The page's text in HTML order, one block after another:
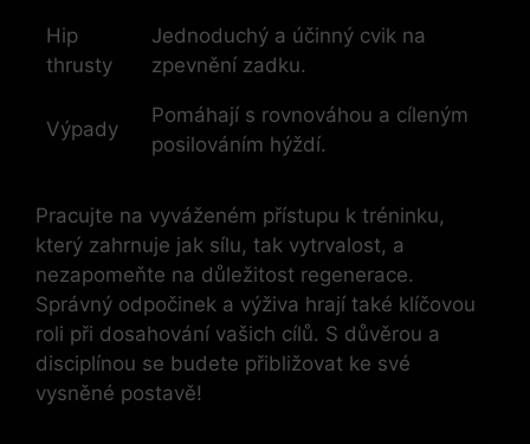
Hip
thrusty
Jednoduchý a účinný cvik na
zpevnění zadku.
Výpady
Pomáhají s​ rovnováhou a cíleným
posilováním ⁢hýždí.
Pracujte na‌ vyváženém přístupu k tréninku,
který⁣ zahrnuje jak⁤ sílu, tak vytrvalost, a
nezapomeňte na důležitost regenerace.
Správný⁣ odpočinek a výživa ⁢hrají také klíčovou
roli při dosahování vašich cílů. S⁤ důvěrou a
disciplínou se budete přibližovat ke své
vysněné postavě!